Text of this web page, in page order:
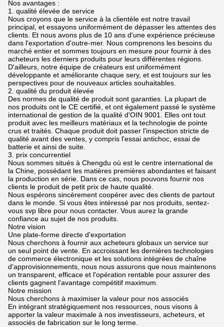
Nos avantages :
1. qualité élevée de service
Nous croyons que le service à la clientèle est notre travail
principal, et essayons uniformément de dépasser les attentes des
clients. Et nous avons plus de 10 ans d'une expérience précieuse
dans l'exportation d'outre-mer. Nous comprenons les besoins du
marché entier et sommes toujours en mesure pour fournir à des
acheteurs les derniers produits pour leurs différentes régions.
D'ailleurs, notre équipe de créateurs est uniformément
développante et améliorante chaque sery, et est toujours sur les
perspectives pour de nouveaux articles souhaitables.
2. qualité du produit élevée
Des normes de qualité de produit sont garanties. La plupart de
nos produits ont le CE certifié, et ont également passé le système
international de gestion de la qualité d'OIN 9001. Elles ont tout
produit avec les meilleurs matériaux et la technologie de pointe
crus et traités. Chaque produit doit passer l'inspection stricte de
qualité avant des ventes, y compris l'essai antichoc, essai de
batterie et ainsi de suite.
3. prix concurrentiel
Nous sommes situés à Chengdu où est le centre international de
la Chine, possédant les matières premières abondantes et faisant
la production en série. Dans ce cas, nous pouvons fournir nos
clients le produit de petit prix de haute qualité.
Nous espérons sincèrement coopérer avec des clients de partout
dans le monde. Si vous êtes intéressé par nos produits, sentez-
vous svp libre pour nous contacter. Vous aurez la grande
confiance au sujet de nos produits.
Notre vision
Une plate-forme directe d'exportation
Nous cherchons à fournir aux acheteurs globaux un service sur
un seul point de vente. En accroissant les dernières technologies
de commerce électronique et les solutions intégrées de chaîne
d'approvisionnements, nous nous assurons que nous maintenons
un transparent, efficace et l'opération rentable pour assurer des
clients gagnent l'avantage compétitif maximum.
Notre mission
Nous cherchons à maximiser la valeur pour nos associés
En intégrant stratégiquement nos ressources, nous visons à
apporter la valeur maximale à nos investisseurs, acheteurs, et
associés de fabrication sur le long terme.